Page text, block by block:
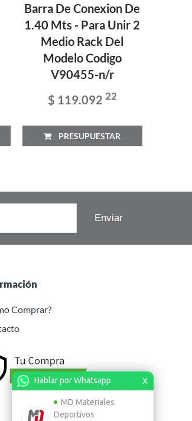
Hablar por Whatsapp X
MD Materiales
Deportivos
Barra De Conexion De
1.40 Mts - Para Unir 2
Medio Rack Del
Modelo Codigo
V90455-n/r
$ 119.092 22
PRESUPUESTAR
Comprar?